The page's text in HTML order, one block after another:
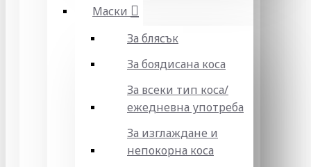
Маски
За блясък
За боядисана коса
За всеки тип коса/
ежедневна употреба
За изглаждане и
непокорна коса